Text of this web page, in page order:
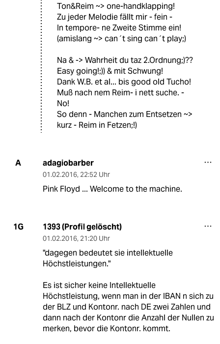
Ton&Reim ~> one-handklapping!
Zu jeder Melodie fällt mir - fein -
In tempore- ne Zweite Stimme ein!
(amislang ~> can´t sing can´t play;)
Na & -> Wahrheit du taz 2.Ordnung;)??
Easy going!;)) & mit Schwung!
Dank W.B. et al... bis good old Tucho!
Muß nach nem Reim- i nett suche. -
No!
So denn - Manchen zum Entsetzen ~>
kurz - Reim in Fetzen;!)
A adagiobarber
01.02.2016, 22:52 Uhr
Pink Floyd ... Welcome to the machine.
1G 1393 (Profil gelöscht)
01.02.2016, 21:20 Uhr
"dagegen bedeutet sie intellektuelle
Höchstleistungen."
Es ist sicher keine Intellektuelle
Höchstleistung, wenn man in der IBAN n sich zu
der BLZ und Kontonr. nach DE zwei Zahlen und
dann nach der Kontonr die Anzahl der Nullen zu
merken, bevor die Kontonr. kommt.